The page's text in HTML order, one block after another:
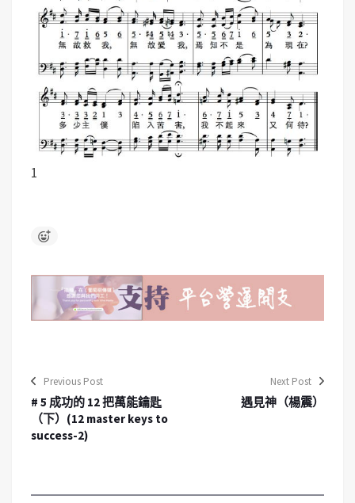
1
Previous Post
# 5 成功的 12 把萬能鑰匙
（下）(12 master keys to
success-2)
Next Post
遇見神（楊震）